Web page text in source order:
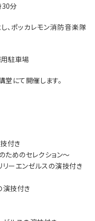
30分
ポッカレモン消防音楽隊
駐車場
にて開催します。
付き
ためのセレクション～
ーエンゼルスの演技付き
演技付き